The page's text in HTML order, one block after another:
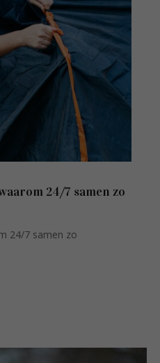
24/7 samen zo
24/7 samen zo